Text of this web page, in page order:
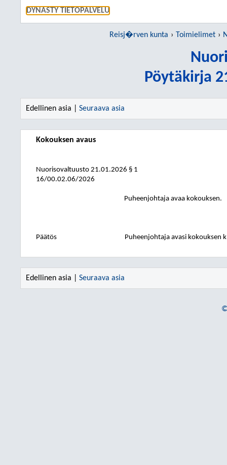
DYNASTY TIETOPALVELU
Reisj�rven kunta Toimielimet
Pöytäkirja
Edellinen asia | Seuraava asia
Kokouksen avaus
Nuorisovaltuusto 21.01.2026 § 1
16/00.02.06/2026
Puheenjohtaja avaa kokouksen.
Päätös Puheenjohtaja avasi kokouksen
Edellinen asia | Seuraava asia